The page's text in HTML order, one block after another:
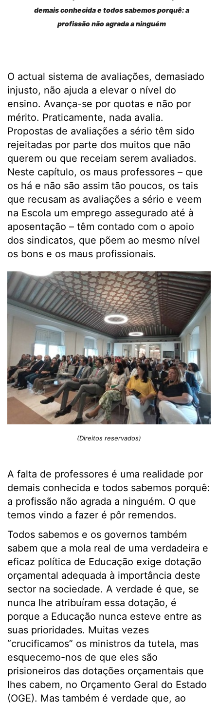
demais conhecida e todos sabemos porquê: a
profissão não agrada a ninguém
O actual sistema de avaliações, demasiado
injusto, não ajuda a elevar o nível do
ensino. Avança-se por quotas e não por
mérito. Praticamente, nada avalia.
Propostas de avaliações a sério têm sido
rejeitadas por parte dos muitos que não
querem ou que receiam serem avaliados.
Neste capítulo, os maus professores – que
os há e não são assim tão poucos, os tais
que recusam as avaliações a sério e veem
na Escola um emprego assegurado até à
aposentação – têm contado com o apoio
dos sindicatos, que põem ao mesmo nível
os bons e os maus profissionais.
(Direitos reservados)
A falta de professores é uma realidade por
demais conhecida e todos sabemos porquê:
a profissão não agrada a ninguém. O que
temos vindo a fazer é pôr remendos.
Todos sabemos e os governos também
sabem que a mola real de uma verdadeira e
eficaz política de Educação exige dotação
orçamental adequada à importância deste
sector na sociedade. A verdade é que, se
nunca lhe atribuíram essa dotação, é
porque a Educação nunca esteve entre as
suas prioridades. Muitas vezes
“crucificamos” os ministros da tutela, mas
esquecemo-nos de que eles são
prisioneiros das dotações orçamentais que
lhes cabem, no Orçamento Geral do Estado
(OGE). Mas também é verdade que, ao